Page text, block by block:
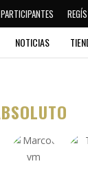
NOTICIAS